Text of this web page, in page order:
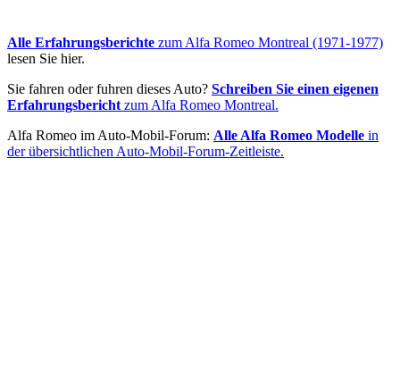
Alle Erfahrungsberichte zum Alfa Romeo Montreal (1971-1977)
lesen Sie hier.
Sie fahren oder fuhren dieses Auto? Schreiben Sie einen eigenen
Erfahrungsbericht zum Alfa Romeo Montreal.
Alfa Romeo im Auto-Mobil-Forum: Alle Alfa Romeo Modelle in
der übersichtlichen Auto-Mobil-Forum-Zeitleiste.